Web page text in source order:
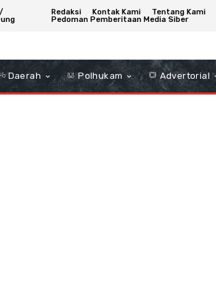
Redaksi Kontak Kami
Tentang Kami
Pedoman Pemberitaan Media Siber
Daerah Polhukam Advertorial